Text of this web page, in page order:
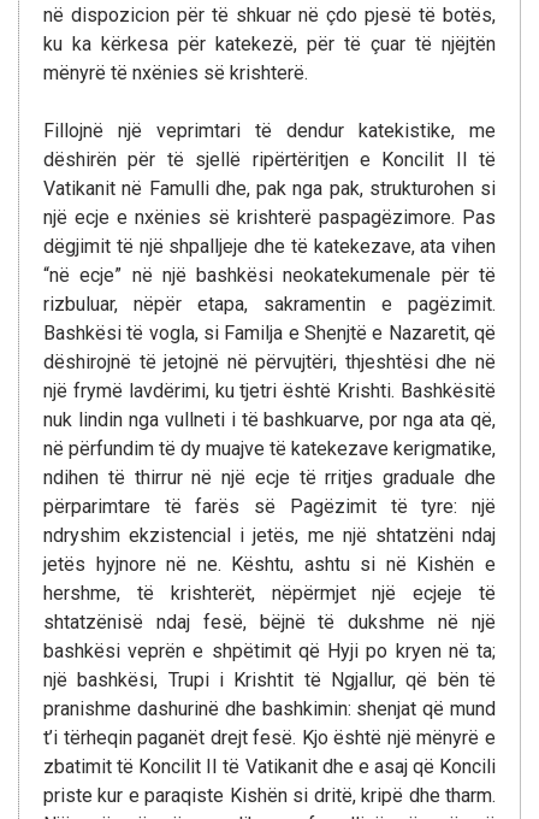
në dispozicion për të shkuar në çdo pjesë të botës,
ku ka kërkesa për katekezë, për të çuar të njëjtën
mënyrë të nxënies së krishterë.
Fillojnë një veprimtari të dendur katekistike, me
dëshirën për të sjellë ripërtëritjen e Koncilit II të
Vatikanit në Famulli dhe, pak nga pak, strukturohen si
një ecje e nxënies së krishterë paspagëzimore. Pas
dëgjimit të një shpalljeje dhe të katekezave, ata vihen
“në ecje” në një bashkësi neokatekumenale për të
rizbuluar, nëpër etapa, sakramentin e pagëzimit.
Bashkësi të vogla, si Familja e Shenjtë e Nazaretit, që
dëshirojnë të jetojnë në përvujtëri, thjeshtësi dhe në
një frymë lavdërimi, ku tjetri është Krishti. Bashkësitë
nuk lindin nga vullneti i të bashkuarve, por nga ata që,
në përfundim të dy muajve të katekezave kerigmatike,
ndihen të thirrur në një ecje të rritjes graduale dhe
përparimtare të farës së Pagëzimit të tyre: një
ndryshim ekzistencial i jetës, me një shtatzëni ndaj
jetës hyjnore në ne. Kështu, ashtu si në Kishën e
hershme, të krishterët, nëpërmjet një ecjeje të
shtatzënisë ndaj fesë, bëjnë të dukshme në një
bashkësi veprën e shpëtimit që Hyji po kryen në ta;
një bashkësi, Trupi i Krishtit të Ngjallur, që bën të
pranishme dashurinë dhe bashkimin: shenjat që mund
t’i tërheqin paganët drejt fesë. Kjo është një mënyrë e
zbatimit të Koncilit II të Vatikanit dhe e asaj që Koncili
priste kur e paraqiste Kishën si dritë, kripë dhe tharm.